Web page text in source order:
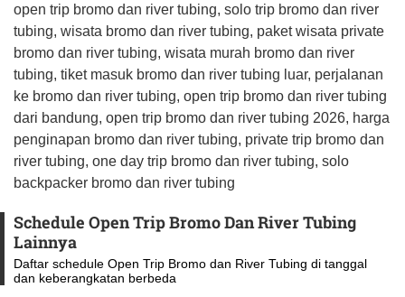
open trip bromo dan river tubing, solo trip bromo dan river
tubing, wisata bromo dan river tubing, paket wisata private
bromo dan river tubing, wisata murah bromo dan river
tubing, tiket masuk bromo dan river tubing luar, perjalanan
ke bromo dan river tubing, open trip bromo dan river tubing
dari bandung, open trip bromo dan river tubing 2026, harga
penginapan bromo dan river tubing, private trip bromo dan
river tubing, one day trip bromo dan river tubing, solo
backpacker bromo dan river tubing
Schedule Open Trip Bromo Dan River Tubing
Lainnya
Daftar schedule Open Trip Bromo dan River Tubing di tanggal
dan keberangkatan berbeda